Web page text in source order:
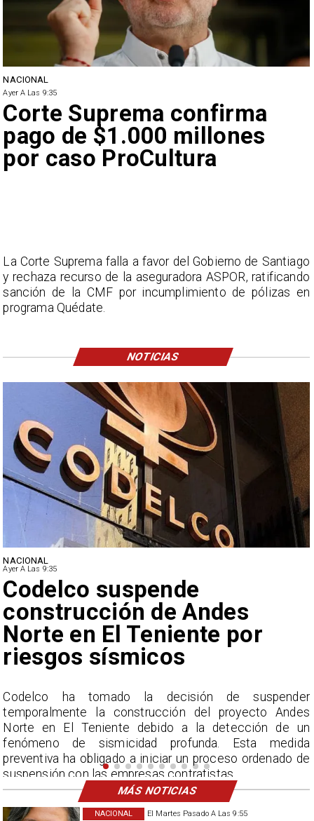
El Martes Pasado A Las 9:55
NACIONAL
NACIONAL
Ayer A Las 9:35
Lluvias históricas en Chile:
ciudades alcanzan máximos
nunca vistos
La Dirección Meteorológica de Chile reporta
acumulados sin precedentes en julio y pronostica lluvias
por encima del promedio en agosto.
NACIONAL
Ayer A Las 9:35
Corte Suprema confirma
pago de $1.000 millones
por caso ProCultura
La Corte Suprema falla a favor del Gobierno de Santiago
y rechaza recurso de la aseguradora ASPOR, ratificando
sanción de la CMF por incumplimiento de pólizas en
programa Quédate.
NOTICIAS
MÁS NOTICIAS